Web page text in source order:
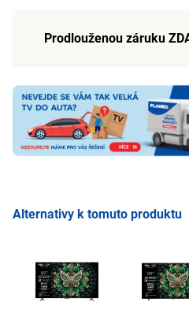
Prodlouženou záruku
Alternativy k tomuto produktu